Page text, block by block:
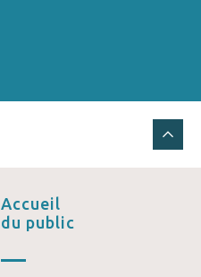
Accueil
du public